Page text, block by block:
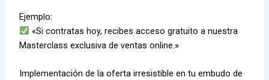
Ejemplo:
«Si contratas hoy, recibes acceso gratuito a nuestra
Masterclass exclusiva de ventas online.»
Implementación de la oferta irresistible en tu embudo de